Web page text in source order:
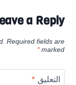
a Reply
Required fields are
marked
*
التعليق*